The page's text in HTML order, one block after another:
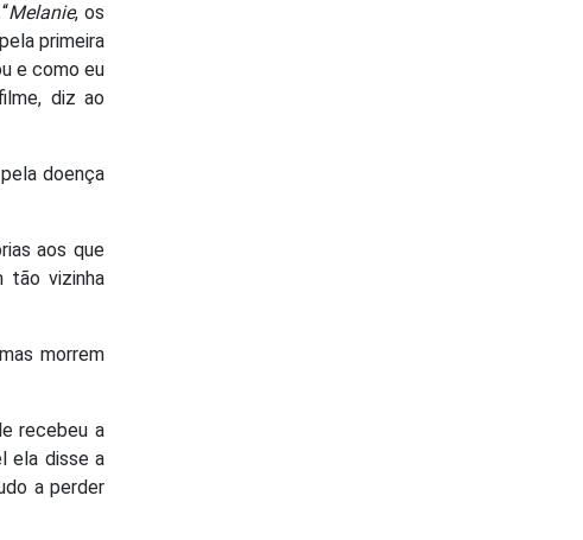
Melanie, os
primeira
e como eu
diz ao
doença
aos que
tão vizinha
morrem
recebeu a
ela disse a
a perder